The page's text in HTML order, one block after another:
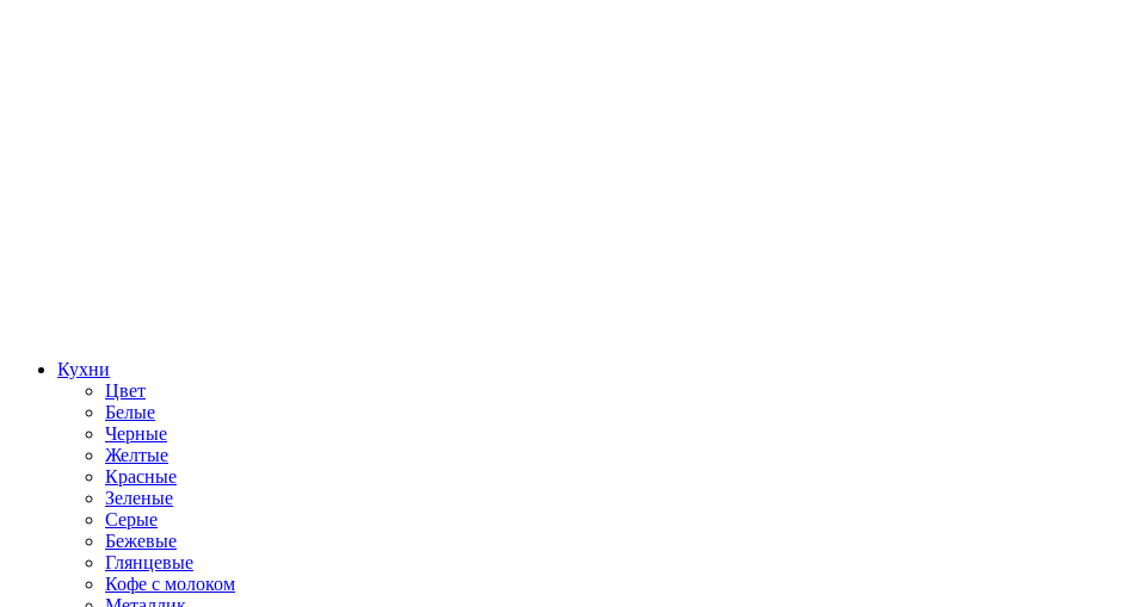
Кухни
Цвет
Белые
Черные
Желтые
Красные
Зеленые
Серые
Бежевые
Глянцевые
Кофе с молоком